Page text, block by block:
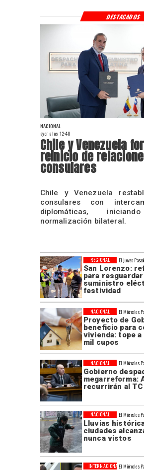
El Jueves
San Lorenzo:
para
suministro
festividad
REGIONAL
El Miércoles
Proyecto de
beneficio para
vivienda: tope a
mil cupos
NACIONAL
El Miércoles
Gobierno
megarreforma:
recurrirán al TC
NACIONAL
El Miércoles
Lluvias
ciudades
nunca vistos
NACIONAL
El Miércoles
INTERNACIONAL
NACIONAL
ayer a las 12:40
Chile y Venezuela
reinicio de
consulares
Chile y Venezuela
consulares con
diplomáticas,
normalización bilateral.
DESTACADOS